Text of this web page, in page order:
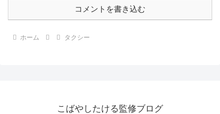
コメントを書き込む
ホーム タクシー
こばやしたける監修ブログ